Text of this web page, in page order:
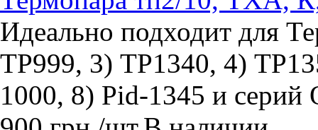
Идеально подходит для
ТР999, 3) ТР1340, 4)
1000, 8) Pid-1345 и